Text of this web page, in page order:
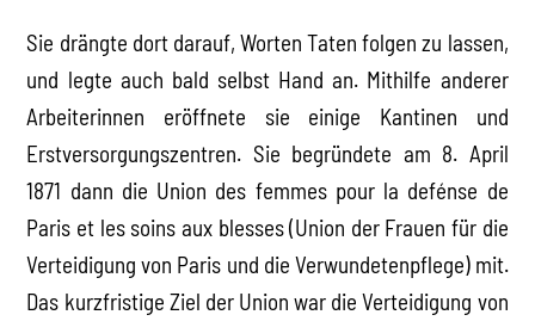
Sie drängte dort darauf, Worten Taten folgen zu lassen,
und legte auch bald selbst Hand an. Mithilfe anderer
Arbeiterinnen eröffnete sie einige Kantinen und
Erstversorgungszentren. Sie begründete am 8. April
1871 dann die Union des femmes pour la defénse de
Paris et les soins aux blesses (Union der Frauen für die
Verteidigung von Paris und die Verwundetenpflege) mit.
Das kurzfristige Ziel der Union war die Verteidigung von